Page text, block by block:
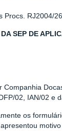
Procs. RJ2004/
SEP DE
02, IAN/02 e
os